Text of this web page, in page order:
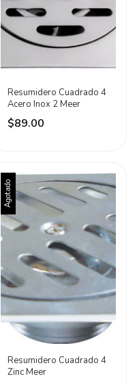
Resumidero Cuadrado 4
Acero Inox 2 Meer
$89.00
Agotado
Resumidero Cuadrado 4
Zinc Meer